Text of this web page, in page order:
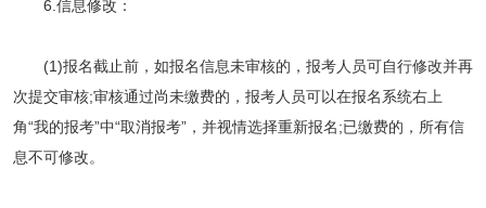
6.信息修改：
(1)报名截止前，如报名信息未审核的，报考人员可自行修改并再
次提交审核;审核通过尚未缴费的，报考人员可以在报名系统右上
角“我的报考”中“取消报考”，并视情选择重新报名;已缴费的，所有信
息不可修改。